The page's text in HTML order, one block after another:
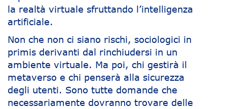
la realtà virtuale sfruttando l’intelligenza
artificiale.
Non che non ci siano rischi, sociologici in
primis derivanti dal rinchiudersi in un
ambiente virtuale. Ma poi, chi gestirà il
metaverso e chi penserà alla sicurezza
degli utenti. Sono tutte domande che
necessariamente dovranno trovare delle